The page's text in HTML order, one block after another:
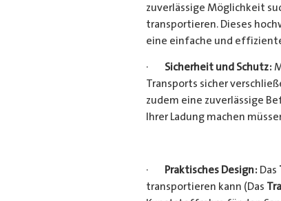
zuverlässige Möglichkeit
transportieren. Dieses
eine einfache und
· Sicherheit und Schutz:
Transports sicher
zudem eine zuverlässige
Ihrer Ladung machen
· Praktisches Design: Das
transportieren kann (Das